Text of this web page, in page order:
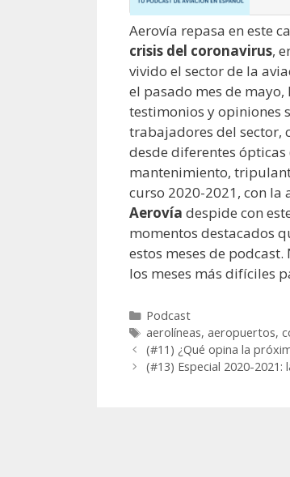
Aerovía repasa en este
crisis del coronavirus,
vivido el sector de la
el pasado mes de
testimonios y opiniones
trabajadores del sector,
desde diferentes
mantenimiento,
curso 2020-2021, con la
Aerovía despide con
momentos destacados
estos meses de
los meses más difíciles
Categorías
Podcast
Etiquetas
aerolíneas,aeropuertos,
(#11) ¿Qué opina la
(#13) Especial 2020-